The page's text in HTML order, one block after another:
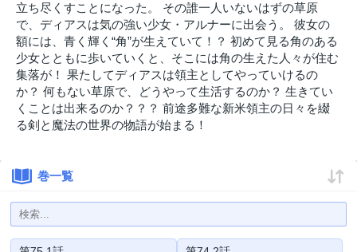
立ち尽くすことになった。 その誰一人いないはずの草原
で、ディアスは気の強い少女・アルナーに出会う。 彼女の
額には、青く輝く“角”が生えていて！？ 初めて見る角のある
少女とともに歩いていくと、そこには角の生えた人々が住む
集落が！ 果たしてディアスは領主としてやっていけるの
か？ 何もない草原で、どうやって生活するのか？ 生きてい
くことは出来るのか？？？ 前途多難な新米領主の日々を綴
る剣と魔法の世界の物語が始まる！
巻一覧